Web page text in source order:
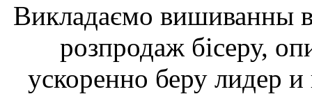
Викладаємо вишиванны
розпродаж бісеру,
ускоренно беру лидер